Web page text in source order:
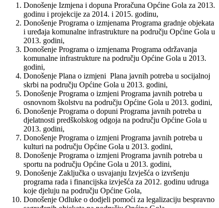
Donošenje Izmjena i dopuna Proračuna Općine Gola za 2013.
godinu i projekcije za 2014. i 2015. godinu,
Donošenje Programa o izmjenama Programa gradnje objekata
i uređaja komunalne infrastrukture na području Općine Gola u
2013. godini,
Donošenje Programa o izmjenama Programa održavanja
komunalne infrastrukture na području Općine Gola u 2013.
godini,
Donošenje Plana o izmjeni Plana javnih potreba u socijalnoj
skrbi na području Općine Gola u 2013. godini,
Donošenje Programa o izmjeni Programa javnih potreba u
osnovnom školstvu na području Općine Gola u 2013. godini,
Donošenje Programa o dopuni Programa javnih potreba u
djelatnosti predškolskog odgoja na području Općine Gola u
2013. godini,
Donošenje Programa o izmjeni Programa javnih potreba u
kulturi na području Općine Gola u 2013. godini,
Donošenje Programa o izmjeni Programa javnih potreba u
sportu na području Općine Gola u 2013. godini,
Donošenje Zaključka o usvajanju Izvješća o izvršenju
programa rada i financijska izvješća za 2012. godinu udruga
koje djeluju na području Općine Gola,
Donošenje Odluke o dodjeli pomoći za legalizaciju bespravno